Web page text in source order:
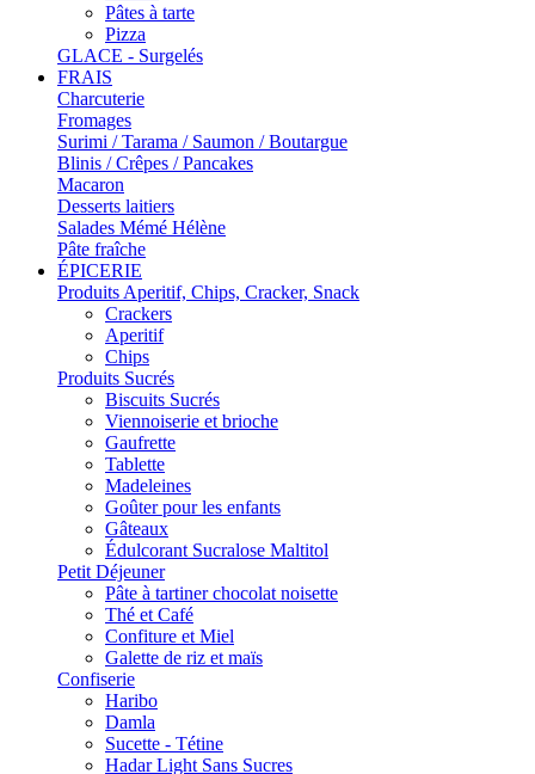
Pâtes à tarte
Pizza
GLACE - Surgelés
FRAIS
Charcuterie
Fromages
Surimi / Tarama / Saumon / Boutargue
Blinis / Crêpes / Pancakes
Macaron
Desserts laitiers
Salades Mémé Hélène
Pâte fraîche
ÉPICERIE
Produits Aperitif, Chips, Cracker, Snack
Crackers
Aperitif
Chips
Produits Sucrés
Biscuits Sucrés
Viennoiserie et brioche
Gaufrette
Tablette
Madeleines
Goûter pour les enfants
Gâteaux
Édulcorant Sucralose Maltitol
Petit Déjeuner
Pâte à tartiner chocolat noisette
Thé et Café
Confiture et Miel
Galette de riz et maïs
Confiserie
Haribo
Damla
Sucette - Tétine
Hadar Light Sans Sucres